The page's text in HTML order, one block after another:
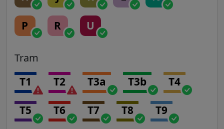
P R U
Tram
T1 T2 T3a T3b T4
T5 T6 T7 T8 T9